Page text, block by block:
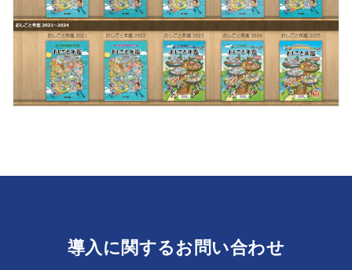
導入に関するお問い合わせ